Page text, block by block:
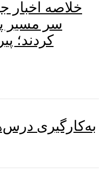
خلاصه اخبار
سر مسیر
کردند؛
به‌کارگیری